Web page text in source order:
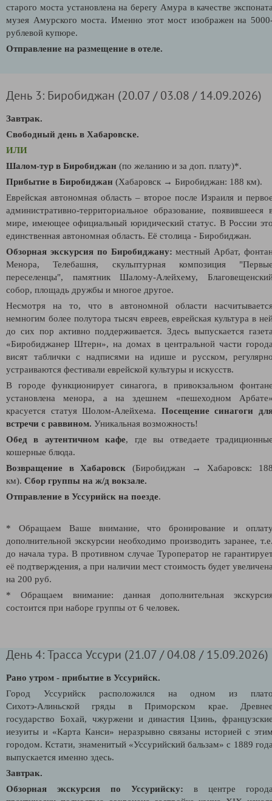
старого моста установлена на берегу Амура в качестве
музея Амурского моста. Именно этот мост изображен на
рублевой купюре.
Отправление на размещение в отеле.
День 3: Биробиджан (20.07 / 03.08 / 14.09.2026)
Завтрак.
Свободный день в Хабаровске.
ИЛИ
Шалом-тур в Биробиджан (по желанию и за доп. плату)*.
Прибытие в Биробиджан (Хабаровск → Биробиджан: 188 км).
Еврейская автономная область – второе после Израиля и
административно-территориальное образование, появившееся
мире, имеющее официальный юридический статус. В России
единственная автономная область. Её столица - Биробиджан.
Обзорная экскурсия по Биробиджану:местный Арбат,
Менора, Телебашня, скульптурная композиция
переселенцы", памятник Шалому-Алейхему,
собор, площадь дружбы и многое другое.
Несмотря на то, что в автономной области
немногим более полутора тысяч евреев, еврейская культура в
до сих пор активно поддерживается. Здесь выпускается
«Биробиджанер Штерн», на домах в центральной части
висят таблички с надписями на идише и русском,
устраиваются фестивали еврейской культуры и искусств.
В городе функционирует синагога, в привокзальном
установлена менора, а на здешнем «пешеходном
красуется статуя Шолом-Алейхема. Посещение синагоги
встречи с раввином. Уникальная возможность!
Обед в аутентичном кафе, где вы отведаете
кошерные блюда.
Возвращение в Хабаровск (Биробиджан →
Хабаровск:
км). Сбор группы на ж/д вокзале.
Отправление в Уссурийск на поезде.
* Обращаем Ваше внимание, что бронирование и
дополнительной экскурсии необходимо производить заранее,
до начала тура. В противном случае Туроператор не
её подтверждения, а при наличии мест стоимость будет
на 200 руб.
* Обращаем внимание: данная дополнительная
состоится при наборе группы от 6 человек.
День 4: Трасса Уссури (21.07 / 04.08 / 15.09.2026)
Рано утром - прибытие в Уссурийск.
Город Уссурийск расположился на одном из
Сихотэ‑Алиньской гряды в Приморском крае.
государство Бохай, чжуржени и династия Цзинь,
иезуиты и «Карта Канси» неразрывно связаны историей с
городом. Кстати, знаменитый «Уссурийский бальзам» с 1889
выпускается именно здесь.
Завтрак.
Обзорная экскурсия по Уссурийску: в центре